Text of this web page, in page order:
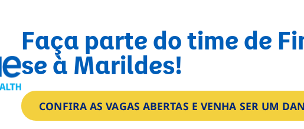
Faça parte do time de
se à Marildes!
CONFIRA AS VAGAS ABERTAS E VENHA SER UM